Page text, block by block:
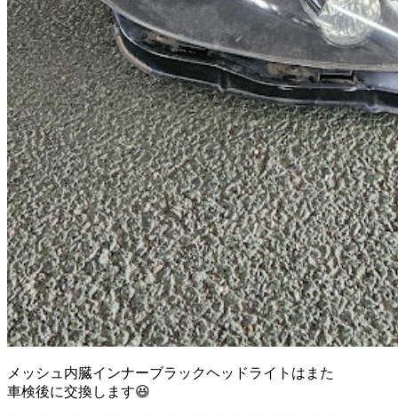
メッシュ内臓インナーブラックヘッドライトはまた
車検後に交換します😆